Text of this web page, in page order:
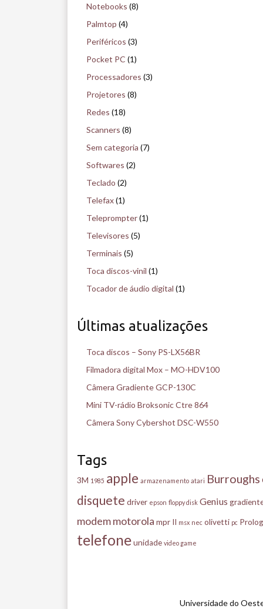
Notebooks (8)
Palmtop (4)
Periféricos (3)
Pocket PC (1)
Processadores (3)
Projetores (8)
Redes (18)
Scanners (8)
Sem categoria (7)
Softwares (2)
Teclado (2)
Telefax(1)
Teleprompter(1)
Televisores (5)
Terminais (5)
Toca discos-vinil (1)
Tocador de áudio digital (1)
Últimas atualizações
Toca discos – Sony PS-LX56BR
Filmadora digital Mox – MO-HDV100
Câmera Gradiente GCP-130C
Mini TV-rádio Broksonic Ctre 864
Câmera Sony Cybershot DSC-W550
Tags
3M 1985 apple armazenamento atari Burroughs
disquete driver epson floppy disk Genius
modemmotorola mpr II msx nec olivetti pc
telefoneunidade video game
Universidade do